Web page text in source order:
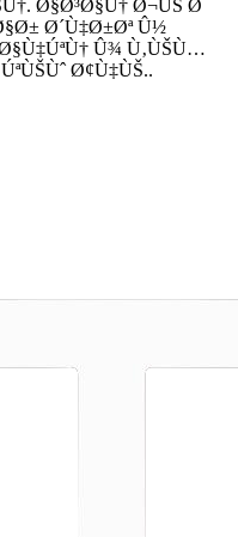
Ø§Ø³Ø§Ù† Ø¬ÙŠ Ø
Ø´Ù‡Ø±Øª Û½
Û¾ Ù‚ÙŠÙ…
Ø¢Ù‡ÙŠ..